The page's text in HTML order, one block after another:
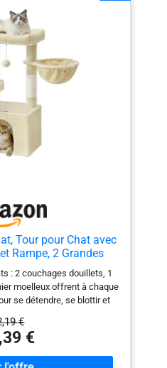
ajoutent à leur plaisir et
sans grelot [Facilité
niveaux et la plateforme
même les chats âgés ou à
monter et observer leur
nettoyer] Poils, saleté et
panique : un rouleau anti-
pour les éliminer
Tour pour Chat avec
Rampe, 2 Grandes
85,8 cm de Haut,
PCT013LF01
: 2 couchages douillets, 1
moelleux offrent à chaque
se détendre, se blottir et
et d’une planche à griffer,
à vos félins des zones
préservant ainsi vos
€
€